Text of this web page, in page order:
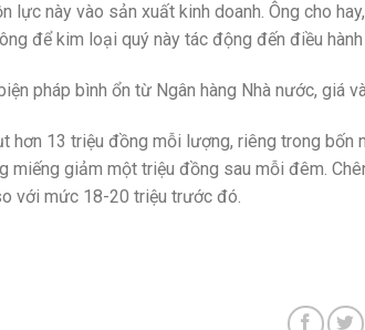
lực này vào sản xuất kinh doanh. Ông cho
để kim loại quý này tác động đến điều
pháp bình ổn từ Ngân hàng Nhà nước, giá
hơn 13 triệu đồng mỗi lượng, riêng trong bốn
miếng giảm một triệu đồng sau mỗi đêm.
với mức 18-20 triệu trước đó.